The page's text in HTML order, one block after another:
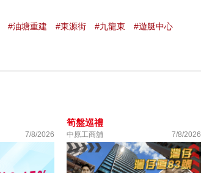
#油塘重建 #東源街 #九龍東
#遊艇中心
7/8/2026
筍盤巡禮
中原工商舖 7/8/2026